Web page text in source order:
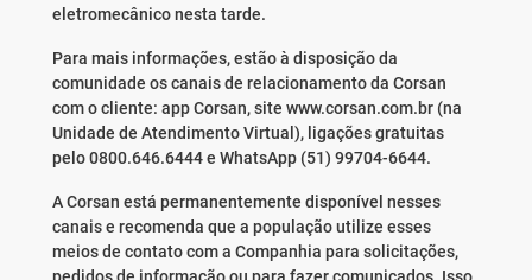
eletromecânico nesta tarde.
Para mais informações, estão à disposição da
comunidade os canais de relacionamento da Corsan
com o cliente: app Corsan, site www.corsan.com.br (na
Unidade de Atendimento Virtual), ligações gratuitas
pelo 0800.646.6444 e WhatsApp (51) 99704-6644.
A Corsan está permanentemente disponível nesses
canais e recomenda que a população utilize esses
meios de contato com a Companhia para solicitações,